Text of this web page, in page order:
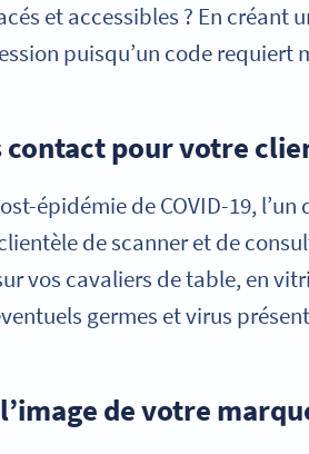
et accessibles ? En créant
puisqu’un code requiert
contact pour votre
épidémie de COVID-19,
de scanner et de
vos cavaliers de table, en
germes et virus
de votre